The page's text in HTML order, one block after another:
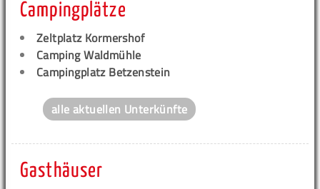
Campingplätze
Zeltplatz Kormershof
Camping Waldmühle
Campingplatz Betzenstein
alle aktuellen Unterkünfte
Gasthäuser